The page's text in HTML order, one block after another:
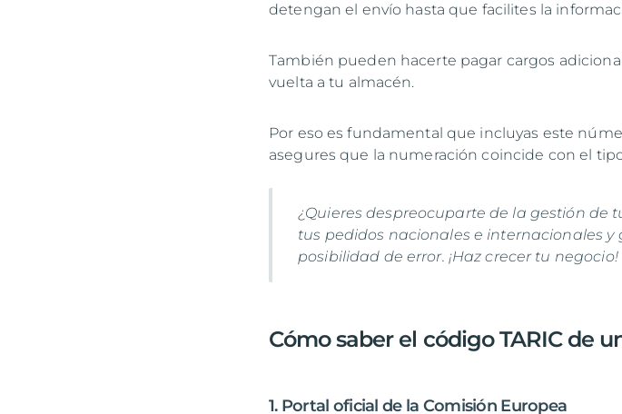
detengan el envío hasta que facilites la
También pueden hacerte pagar cargos
vuelta a tu almacén.
Por eso es fundamental que incluyas este
asegures que la numeración coincide con el
¿Quieres despreocuparte de la gestión de
tus pedidos nacionales e internacionales
posibilidad de error. ¡Haz crecer tu negocio!
Cómo saber el código TARIC de
1. Portal oficial de la Comisión Europea